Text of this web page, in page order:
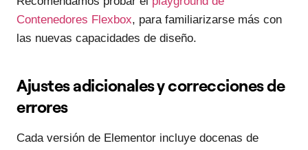
Contenedores Flexbox, para familiarizarse más con
las nuevas capacidades de diseño.
Ajustes adicionales y correcciones de
errores
Cada versión de Elementor incluye docenas de